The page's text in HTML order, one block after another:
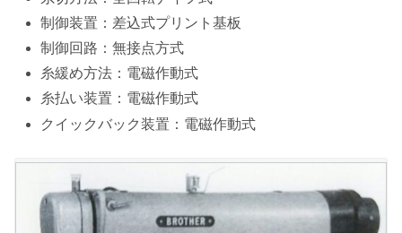
制御装置：差込式プリント基板
制御回路：無接点方式
糸緩め方法：電磁作動式
糸払い装置：電磁作動式
クイックバック装置：電磁作動式